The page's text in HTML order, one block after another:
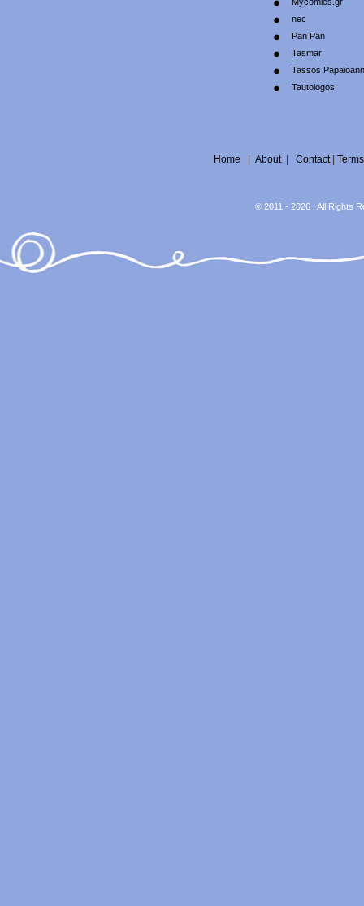
nec
Pan Pan
Tasmar
Tassos
Tautologos
Home About| Contact| Terms
© 2011 - 2026 . All Rights